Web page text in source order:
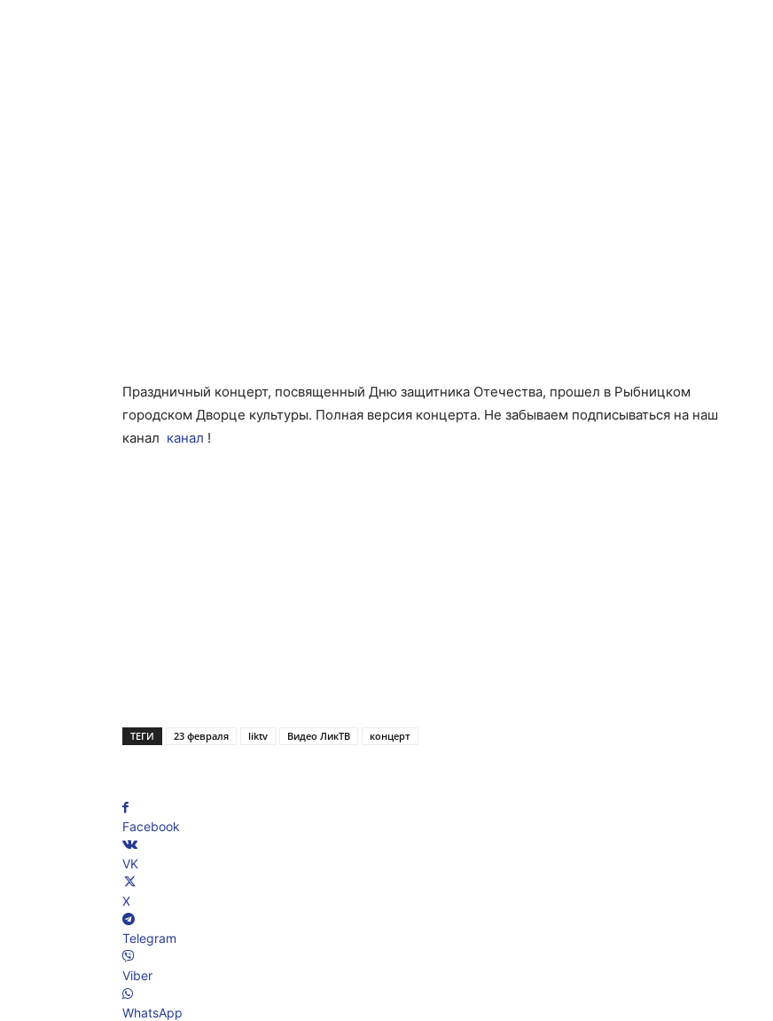
Праздничный концерт, посвященный Дню защитника Отечества, прошел в Рыбницком
городском Дворце культуры. Полная версия концерта. Не забываем подписываться на наш
канал канал !
ТЕГИ 23 февраля liktv Видео ЛикТВ концерт
Facebook
VK
X
Telegram
Viber
WhatsApp